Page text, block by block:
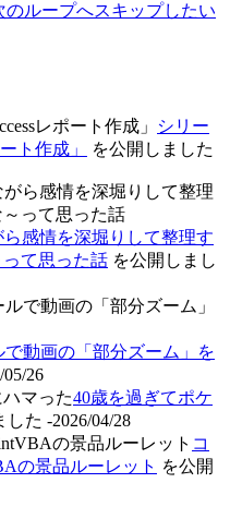
ループへスキップしたい
シリー
ト作成」
を公開しました
感情を深堀りして整理す
て思った話 を公開しまし
で動画の「部分ズーム」を
05/26
40歳を過ぎてポケ
した -2026/04/28
コ
の景品ルーレット を公開